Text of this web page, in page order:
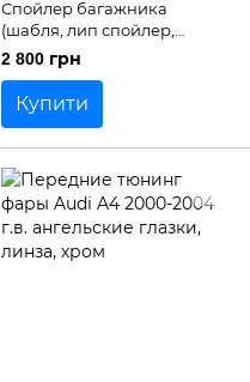
Спойлер багажника
(шабля, лип спойлер,
качиний хвостик) Audi A4
B7 2004-2008 р.в.
2 800 грн
Купити